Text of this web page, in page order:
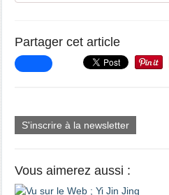
Partager cet article
S'inscrire à la newsletter
Vous aimerez aussi :